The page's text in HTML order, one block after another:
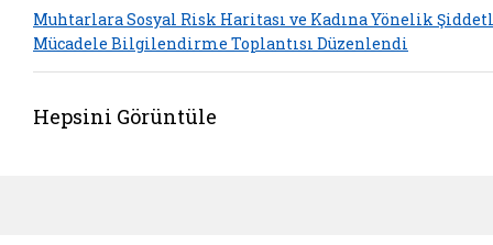
Muhtarlara Sosyal Risk Haritası ve Kadına Yönelik
Mücadele Bilgilendirme Toplantısı Düzenlendi
Hepsini Görüntüle